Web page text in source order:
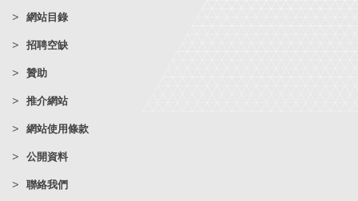
網站目錄
招聘空缺
贊助
推介網站
網站使用條款
公開資料
聯絡我們